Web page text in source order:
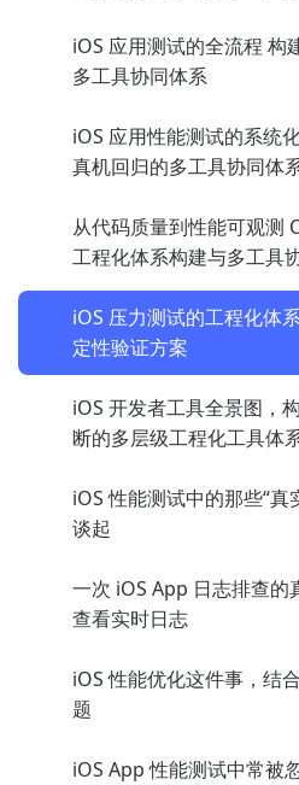
iOS 应用测试的全流程 构
多工具协同体系
iOS 应用性能测试的系统
真机回归的多工具协同体
从代码质量到性能可观测
工程化体系构建与多工具
iOS 压力测试的工程化体
定性验证方案
iOS 开发者工具全景图，
断的多层级工程化工具体
iOS 性能测试中的那些“
谈起
一次 iOS App 日志排查
查看实时日志
iOS 性能优化这件事，结
题
iOS App 性能测试中常被